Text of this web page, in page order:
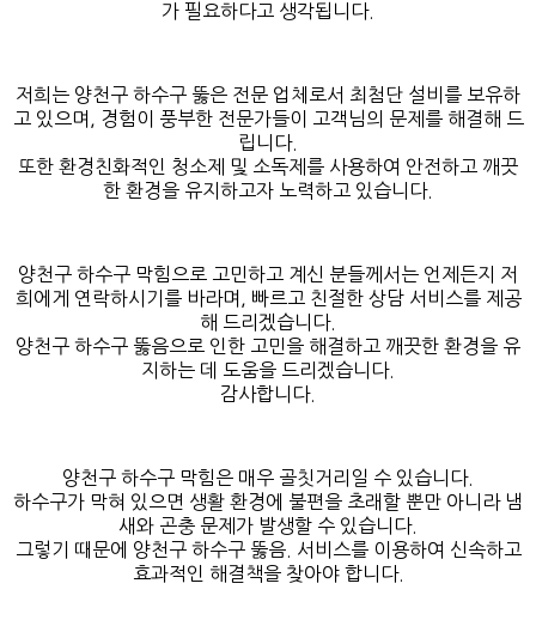
가 필요하다고 생각됩니다.
저희는 양천구 하수구 뚫은 전문 업체로서 최첨단 설비를 보유하
고 있으며, 경험이 풍부한 전문가들이 고객님의 문제를 해결해 드
립니다.
또한 환경친화적인 청소제 및 소독제를 사용하여 안전하고 깨끗
한 환경을 유지하고자 노력하고 있습니다.
양천구 하수구 막힘으로 고민하고 계신 분들께서는 언제든지 저
희에게 연락하시기를 바라며, 빠르고 친절한 상담 서비스를 제공
해 드리겠습니다.
양천구 하수구 뚫음으로 인한 고민을 해결하고 깨끗한 환경을 유
지하는 데 도움을 드리겠습니다.
감사합니다.
양천구 하수구 막힘은 매우 골칫거리일 수 있습니다.
하수구가 막혀 있으면 생활 환경에 불편을 초래할 뿐만 아니라 냄
새와 곤충 문제가 발생할 수 있습니다.
그렇기 때문에 양천구 하수구 뚫음. 서비스를 이용하여 신속하고
효과적인 해결책을 찾아야 합니다.